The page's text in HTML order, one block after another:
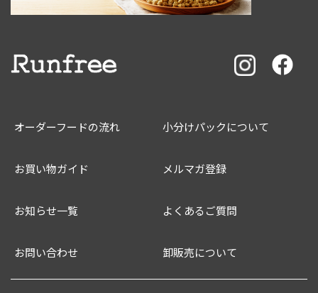
オーダーフードの流れ 小分けパックについて
お買い物ガイド メルマガ登録
お知らせ一覧 よくあるご質問
お問い合わせ 卸販売について